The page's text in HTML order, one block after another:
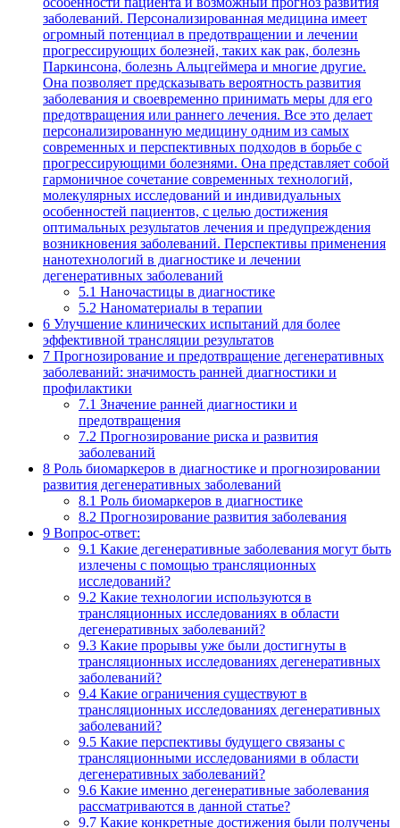
заболеваний. Персонализированная медицина имеет
огромный потенциал в предотвращении и лечении
прогрессирующих болезней, таких как рак, болезнь
Паркинсона, болезнь Альцгеймера и многие другие.
Она позволяет предсказывать вероятность развития
заболевания и своевременно принимать меры для его
предотвращения или раннего лечения. Все это делает
персонализированную медицину одним из самых
современных и перспективных подходов в борьбе с
прогрессирующими болезнями. Она представляет собой
гармоничное сочетание современных технологий,
молекулярных исследований и индивидуальных
особенностей пациентов, с целью достижения
оптимальных результатов лечения и предупреждения
возникновения заболеваний. Перспективы применения
нанотехнологий в диагностике и лечении
дегенеративных заболеваний
5.1 Наночастицы в диагностике
5.2 Наноматериалы в терапии
6 Улучшение клинических испытаний для более
эффективной трансляции результатов
7 Прогнозирование и предотвращение дегенеративных
заболеваний: значимость ранней диагностики и
профилактики
7.1 Значение ранней диагностики и
предотвращения
7.2 Прогнозирование риска и развития
заболеваний
8 Роль биомаркеров в диагностике и прогнозировании
развития дегенеративных заболеваний
8.1 Роль биомаркеров в диагностике
8.2 Прогнозирование развития заболевания
9 Вопрос-ответ:
9.1 Какие дегенеративные заболевания могут быть
излечены с помощью трансляционных
исследований?
9.2 Какие технологии используются в
трансляционных исследованиях в области
дегенеративных заболеваний?
9.3 Какие прорывы уже были достигнуты в
трансляционных исследованиях дегенеративных
заболеваний?
9.4 Какие ограничения существуют в
трансляционных исследованиях дегенеративных
заболеваний?
9.5 Какие перспективы будущего связаны с
трансляционными исследованиями в области
дегенеративных заболеваний?
9.6 Какие именно дегенеративные заболевания
рассматриваются в данной статье?
9.7 Какие конкретные достижения были получены